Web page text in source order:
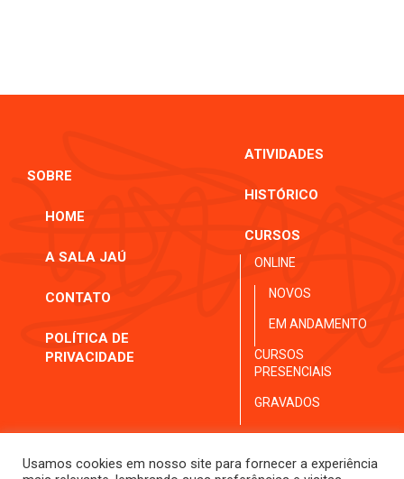
SOBRE
HOME
A SALA JAÚ
CONTATO
POLÍTICA DE
PRIVACIDADE
ATIVIDADES
HISTÓRICO
CURSOS
ONLINE
NOVOS
EM ANDAMENTO
CURSOS
PRESENCIAIS
GRAVADOS
Usamos cookies em nosso site para fornecer a experiência